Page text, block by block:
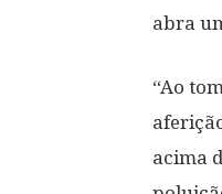
abra
“Ao
acima